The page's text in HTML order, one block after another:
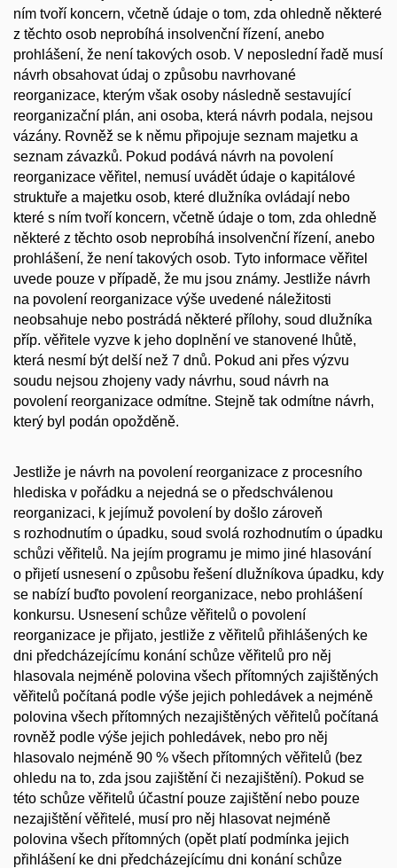
ním tvoří koncern, včetně údaje o tom, zda ohledně některé
z těchto osob neprobíhá insolvenční řízení, anebo
prohlášení, že není takových osob. V neposlední řadě musí
návrh obsahovat údaj o způsobu navrhované
reorganizace, kterým však osoby následně sestavující
reorganizační plán, ani osoba, která návrh podala, nejsou
vázány. Rovněž se k němu připojuje seznam majetku a
seznam závazků. Pokud podává návrh na povolení
reorganizace věřitel, nemusí uvádět údaje o kapitálové
struktuře a majetku osob, které dlužníka ovládají nebo
které s ním tvoří koncern, včetně údaje o tom, zda ohledně
některé z těchto osob neprobíhá insolvenční řízení, anebo
prohlášení, že není takových osob. Tyto informace věřitel
uvede pouze v případě, že mu jsou známy. Jestliže návrh
na povolení reorganizace výše uvedené náležitosti
neobsahuje nebo postrádá některé přílohy, soud dlužníka
příp. věřitele vyzve k jeho doplnění ve stanovené lhůtě,
která nesmí být delší než 7 dnů. Pokud ani přes výzvu
soudu nejsou zhojeny vady návrhu, soud návrh na
povolení reorganizace odmítne. Stejně tak odmítne návrh,
který byl podán opožděně.
Jestliže je návrh na povolení reorganizace z procesního
hlediska v pořádku a nejedná se o předschválenou
reorganizaci, k jejímuž povolení by došlo zároveň
s rozhodnutím o úpadku, soud svolá rozhodnutím o úpadku
schůzi věřitelů. Na jejím programu je mimo jiné hlasování
o přijetí usnesení o způsobu řešení dlužníkova úpadku, kdy
se nabízí buďto povolení reorganizace, nebo prohlášení
konkursu. Usnesení schůze věřitelů o povolení
reorganizace je přijato, jestliže z věřitelů přihlášených ke
dni předcházejícímu konání schůze věřitelů pro něj
hlasovala nejméně polovina všech přítomných zajištěných
věřitelů počítaná podle výše jejich pohledávek a nejméně
polovina všech přítomných nezajištěných věřitelů počítaná
rovněž podle výše jejich pohledávek, nebo pro něj
hlasovalo nejméně 90 % všech přítomných věřitelů (bez
ohledu na to, zda jsou zajištění či nezajištění). Pokud se
této schůze věřitelů účastní pouze zajištění nebo pouze
nezajištění věřitelé, musí pro něj hlasovat nejméně
polovina všech přítomných (opět platí podmínka jejich
přihlášení ke dni předcházejícímu dni konání schůze